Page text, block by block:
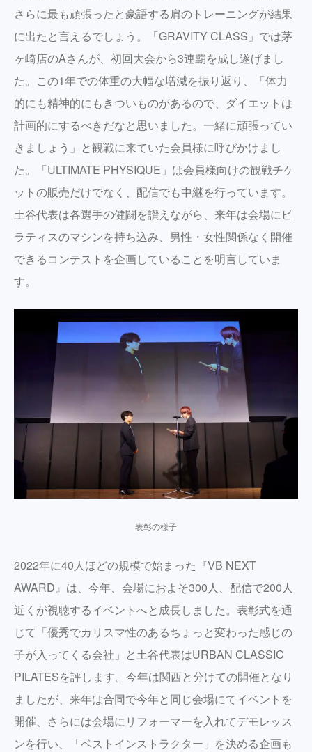
さらに最も頑張ったと豪語する肩のトレーニングが結果
に出たと言えるでしょう。「GRAVITY CLASS」では茅
ヶ崎店のAさんが、初回大会から3連覇を成し遂げまし
た。この1年での体重の大幅な増減を振り返り、「体力
的にも精神的にもきついものがあるので、ダイエットは
計画的にするべきだなと思いました。一緒に頑張ってい
きましょう」と観戦に来ていた会員様に呼びかけまし
た。「ULTIMATE PHYSIQUE」は会員様向けの観戦チケ
ットの販売だけでなく、配信でも中継を行っています。
土谷代表は各選手の健闘を讃えながら、来年は会場にピ
ラティスのマシンを持ち込み、男性・女性関係なく開催
できるコンテストを企画していることを明言していま
す。
表彰の様子
2022年に40人ほどの規模で始まった『VB NEXT
AWARD』は、今年、会場におよそ300人、配信で200人
近くが視聴するイベントへと成長しました。表彰式を通
じて「優秀でカリスマ性のあるちょっと変わった感じの
子が入ってくる会社」と土谷代表はURBAN CLASSIC
PILATESを評します。今年は関西と分けての開催となり
ましたが、来年は合同で今年と同じ会場にてイベントを
開催、さらには会場にリフォーマーを入れてデモレッス
ンを行い、「ベストインストラクター」を決める企画も